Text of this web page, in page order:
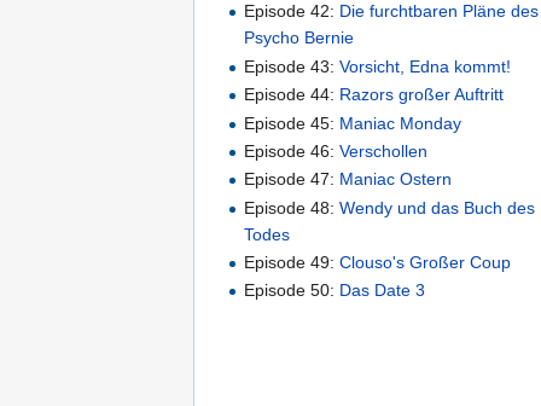
Episode 42: Die furchtbaren Pläne des
Psycho Bernie
Episode 43:Vorsicht, Edna kommt!
Episode 44: Razors großer Auftritt
Episode 45: Maniac Monday
Episode 46:Verschollen
Episode 47: Maniac Ostern
Episode 48:Wendy und das Buch des
Todes
Episode 49:Clouso's Großer Coup
Episode 50: Das Date 3